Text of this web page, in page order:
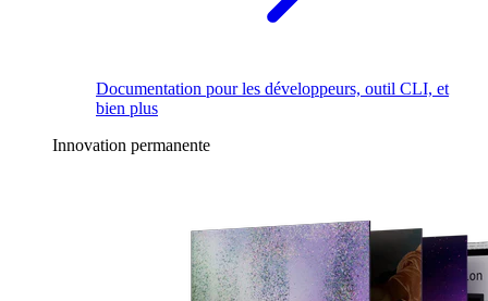
Documentation pour les développeurs, outil CLI, et
bien plus
Innovation permanente